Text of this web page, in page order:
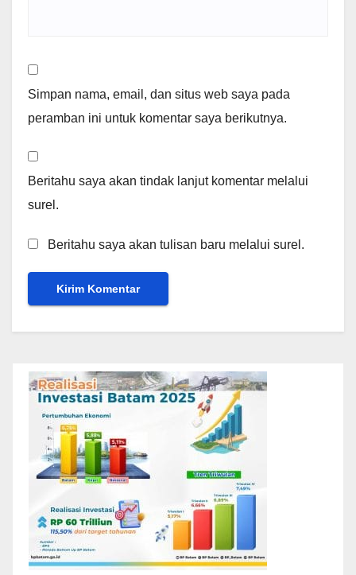
Simpan nama, email, dan situs web saya pada
peramban ini untuk komentar saya berikutnya.
Beritahu saya akan tindak lanjut komentar melalui
surel.
Beritahu saya akan tulisan baru melalui surel.